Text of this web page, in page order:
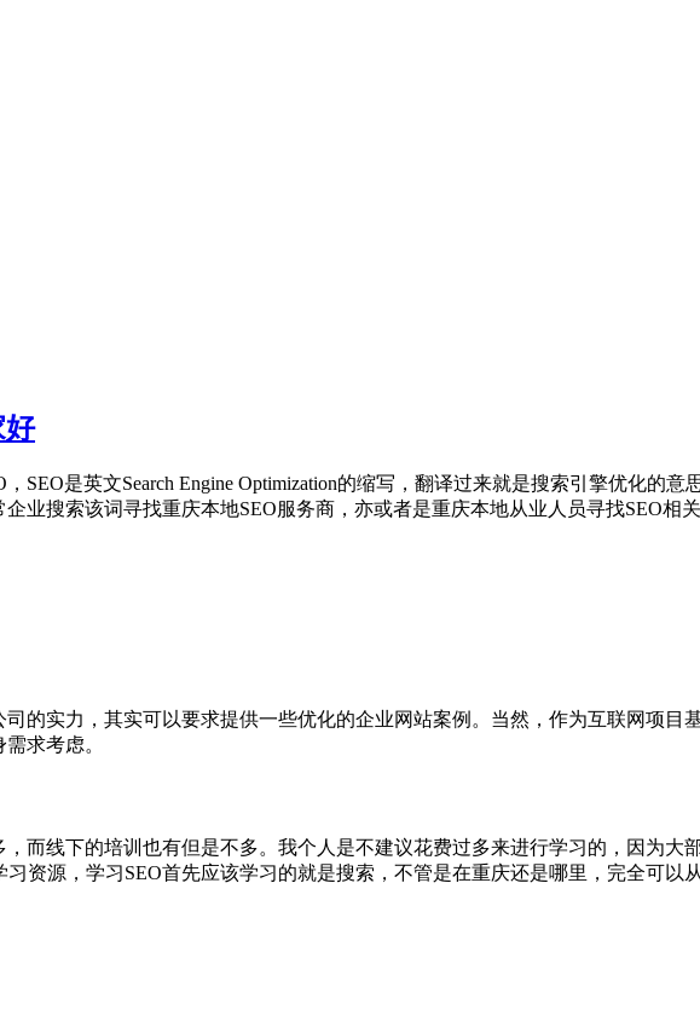
好
SEO是英文Search Engine Optimization的缩写，翻译过来就是搜索引擎优化的
业搜索该词寻找重庆本地SEO服务商，亦或者是重庆本地从业人员寻找SEO相关
的实力，其实可以要求提供一些优化的企业网站案例。当然，作为互联网项目
求考虑。
而线下的培训也有但是不多。我个人是不建议花费过多来进行学习的，因为大
资源，学习SEO首先应该学习的就是搜索，不管是在重庆还是哪里，完全可以